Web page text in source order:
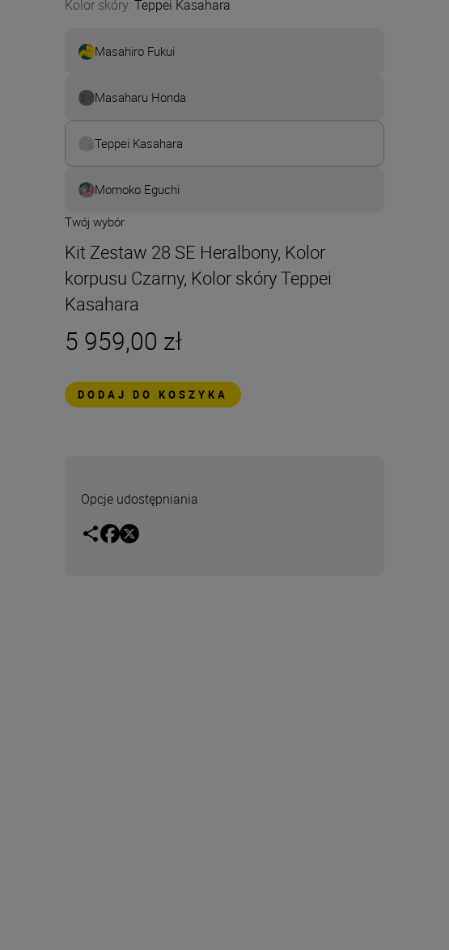
Kolor skóry:Teppei Kasahara
Masahiro Fukui
Masaharu Honda
Teppei Kasahara
Momoko Eguchi
Twój wybór
Kit Zestaw 28 SE Heralbony, Kolor
korpusu Czarny, Kolor skóry Teppei
Kasahara
5 959,00 zł
DODAJ DO KOSZYKA
Opcje udostępniania